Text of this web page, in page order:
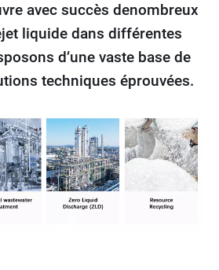
avec succès denombreux
liquide dans différentes
d’une vaste base de
techniques éprouvées.